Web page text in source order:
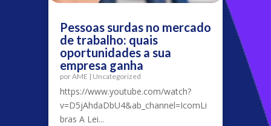
Pessoas surdas no mercado
de trabalho: quais
oportunidades a sua
empresa ganha
porAME | Uncategorized
https://www.youtube.com/watch?
v=D5jAhdaDbU4&ab_channel=IcomLi
bras A Lei...